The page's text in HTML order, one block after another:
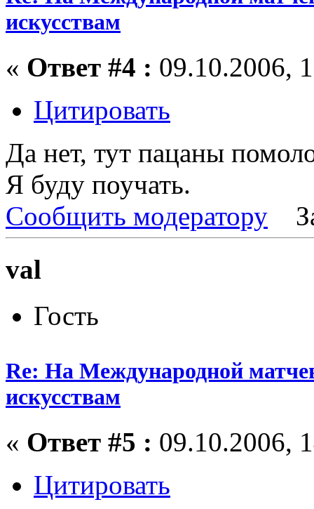
искусствам
« Ответ #4 : 09.10.2006,
Цитировать
Да нет, тут пацаны
Я буду поучать.
Сообщить модератору
val
Гость
Re: На Международной
искусствам
« Ответ #5 : 09.10.2006,
Цитировать